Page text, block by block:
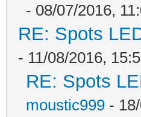
- 08/07/2016,
RE: Spots
- 11/08/2016,
RE: Spots
moustic999 -